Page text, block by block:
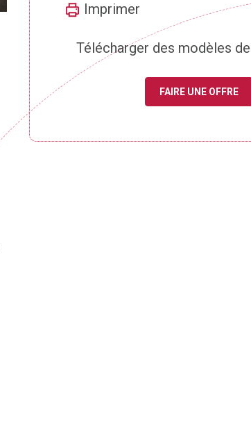
Imprimer
Télécharger des modèles
FAIRE UNE OFFRE